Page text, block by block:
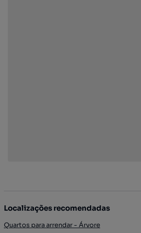
Localizações recomendadas
Quartos para arrendar - Árvore